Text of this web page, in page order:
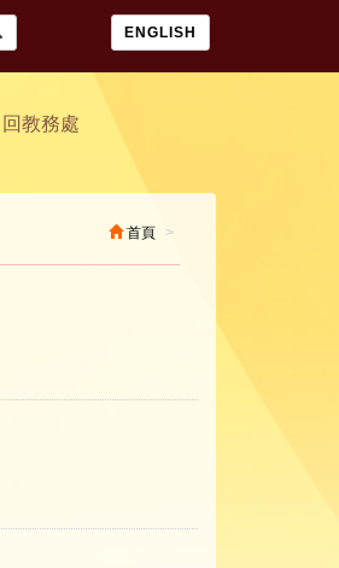
ENGLISH
回教務處
首頁